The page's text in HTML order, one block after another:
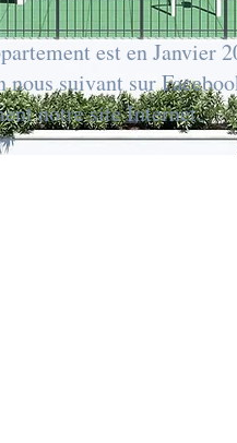
est en Janvier
suivant sur
notre site Internet.